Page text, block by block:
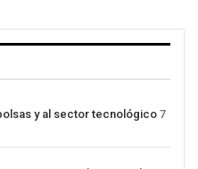
y al sector tecnológico 7